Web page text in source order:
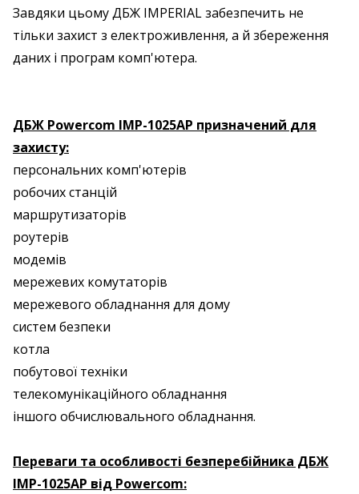
Завдяки цьому ДБЖ IMPERIAL забезпечить не
тільки захист з електроживлення, а й збереження
даних і програм комп'ютера.
ДБЖ Powercom IMP-1025AP призначений для
захисту:
персональних комп'ютерів
робочих станцій
маршрутизаторів
роутерів
модемів
мережевих комутаторів
мережевого обладнання для дому
систем безпеки
котла
побутової техніки
телекомунікаційного обладнання
іншого обчислювального обладнання.
Переваги та особливості безперебійника ДБЖ
IMP-1025AP від Powercom: